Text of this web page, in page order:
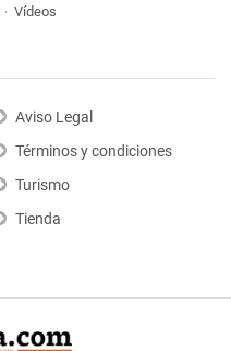
Vídeos
Aviso Legal
Términos y condiciones
Turismo
Tienda